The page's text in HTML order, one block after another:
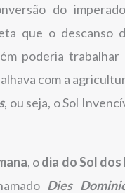
do
que o descanso
poderia trabalhar
com a
, ou seja, o Sol
, odia do Sol dos
Dies